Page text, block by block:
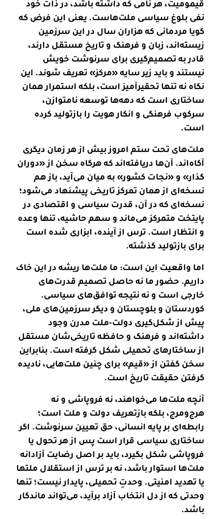
قیمومیت، هر نامی که داشته باشد، در ذات خود
نفی بلوغ سیاسی ملت‌هاست. یعنی این فرض که
گویا مردمانی که هزاران سال در این سرزمین
زیسته‌اند، زبان و فرهنگ و تاریخ مستقل دارند،
قادر به تصمیم‌گیری برای سرنوشت خویش
نیستند و باید زیر سایه «مرکز» تعریف شوند. این
نگاه نه تنها تحقیرآمیز است، بلکه استمرار همان
ساختاری است که دهه‌ها توسعه نامتوازن،
سرکوب فرهنگی و انکار هویت را بازتولید کرده
است.
ملت‌های تحت ستم امروز بیش از هر زمان دیگری
آگاه‌اند. آن‌ها دریافته‌اند که هرگاه سخن از «دوران
گذار» و «نجات کشور» به میان می‌آید، باز هم
نسخه‌ای از همان تمرکز تاریخی پیشنهاد می‌شود؛
نسخه‌ای که در آن، قدرت سیاسی و اقتصادی در
پایتخت متمرکز می‌ماند و سهم حاشیه، تنها وعده
و انتظار است. ترس از آینده، ابزاری شده است
برای بازتولید گذشته.
اما واقعیت این است: ما ملت‌ها ریشه در این خاک
داریم. حضور ما نه حاصل تصمیم قدرت‌های
خارجی است و نه نتیجه توافق‌های سیاسی.
کوردستان و بلوچستان و دیگر سرزمین‌های ملی،
پیش از شکل‌گیری دولت-ملت مدرن وجود
داشته‌اند و فرهنگ و حافظه تاریخی‌شان مستقل
از ساختارهای تحمیلی شکل گرفته است. بنابراین
سخن گفتن از «قیم» برای چنین ملت‌هایی، نادیده
گرفتن حقیقت تاریخ است.
آنچه ملت‌ها می‌خواهند، نه فروپاشی و نه
هرج‌ومرج، بلکه بازتعریف دولت و ملت است؛
رابطه‌ای بر پایه انسانی، حق تعیین سرنوشت. اگر
ساختاری سیاسی قرار است پس از هر تحول یا
فروپاشی شکل بگیرد، باید بر اصل رضایت آزادانه
ملت‌ها استوار باشد، نه بر ترس از استقلال ملتها
یا تهدید امنیتی. وحدتِ تحمیلی، پایدار نیست؛ تنها
وحدتی که از دل انتخاب آزاد برآید، می‌تواند ماندگار
باشد.